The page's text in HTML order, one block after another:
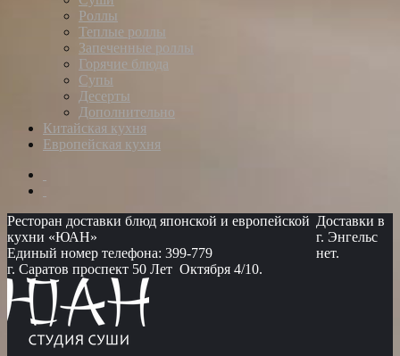
Роллы
Теплые роллы
Запеченные роллы
Горячие блюда
Супы
Десерты
Дополнительно
Китайская кухня
Европейская кухня
Ресторан доставки блюд японской и европейской
кухни «ЮАН»
Единый номер телефона: 399-779
г. Саратов проспект 50 Лет Октября 4/10.
Доставки в
г. Энгельс
нет.